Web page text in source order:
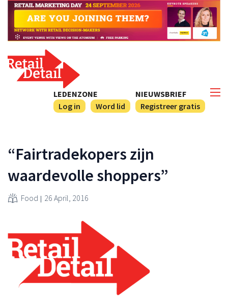
NIEUWSBRIEF
Registreer gratis
LEDENZONE
Log in
Word lid
“Fairtradekopers zijn
waardevolle shoppers”
Food 26 April, 2016